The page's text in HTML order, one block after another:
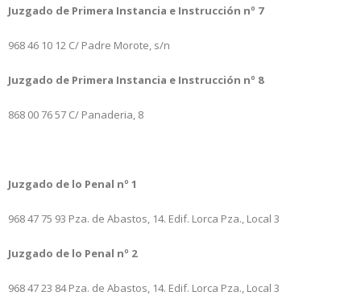
Juzgado de Primera Instancia e Instrucción nº 7
968 46 10 12 C/ Padre Morote, s/n
Juzgado de Primera Instancia e Instrucción nº 8
868 00 76 57 C/ Panaderia, 8
Juzgado de lo Penal nº 1
968 47 75 93 Pza. de Abastos, 14. Edif. Lorca Pza., Local 3
Juzgado de lo Penal nº 2
968 47 23 84 Pza. de Abastos, 14. Edif. Lorca Pza., Local 3